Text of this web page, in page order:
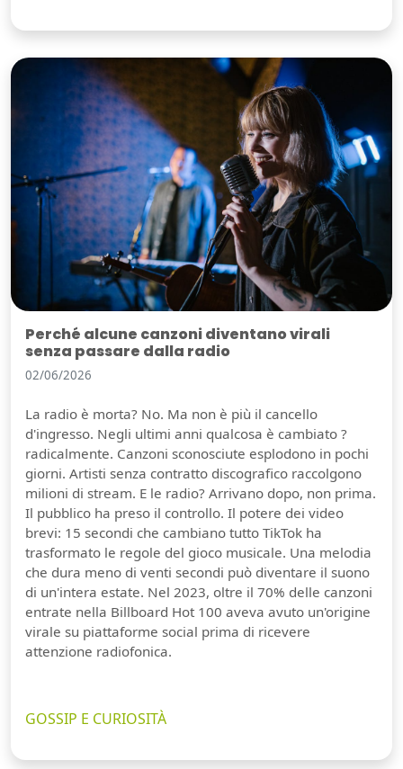
Perché alcune canzoni diventano virali
senza passare dalla radio
02/06/2026
La radio è morta? No. Ma non è più il cancello
d'ingresso. Negli ultimi anni qualcosa è cambiato ?
radicalmente. Canzoni sconosciute esplodono in pochi
giorni. Artisti senza contratto discografico raccolgono
milioni di stream. E le radio? Arrivano dopo, non prima.
Il pubblico ha preso il controllo. Il potere dei video
brevi: 15 secondi che cambiano tutto TikTok ha
trasformato le regole del gioco musicale. Una melodia
che dura meno di venti secondi può diventare il suono
di un'intera estate. Nel 2023, oltre il 70% delle canzoni
entrate nella Billboard Hot 100 aveva avuto un'origine
virale su piattaforme social prima di ricevere
attenzione radiofonica.
GOSSIP E CURIOSITÀ